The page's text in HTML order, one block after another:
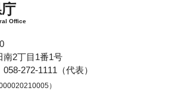
Office
南2丁目1番1号
272-1111（代表）
）